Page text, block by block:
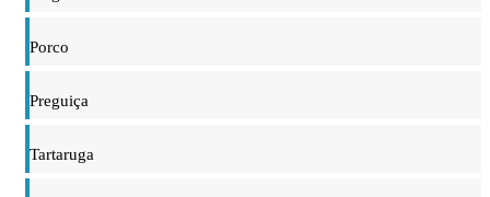
Porco
Preguiça
Tartaruga